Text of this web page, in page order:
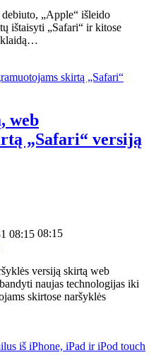
„Apple“ išleido
ištaisyti „Safari“ ir kitose
klaidą…
web
„Safari“ versiją
08:15
versiją skirtą web
naujas technologijas iki
skirtose naršyklės